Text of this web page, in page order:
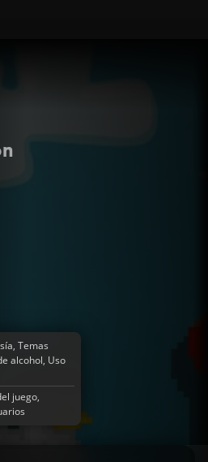
Temas
alcohol, Uso
juego,